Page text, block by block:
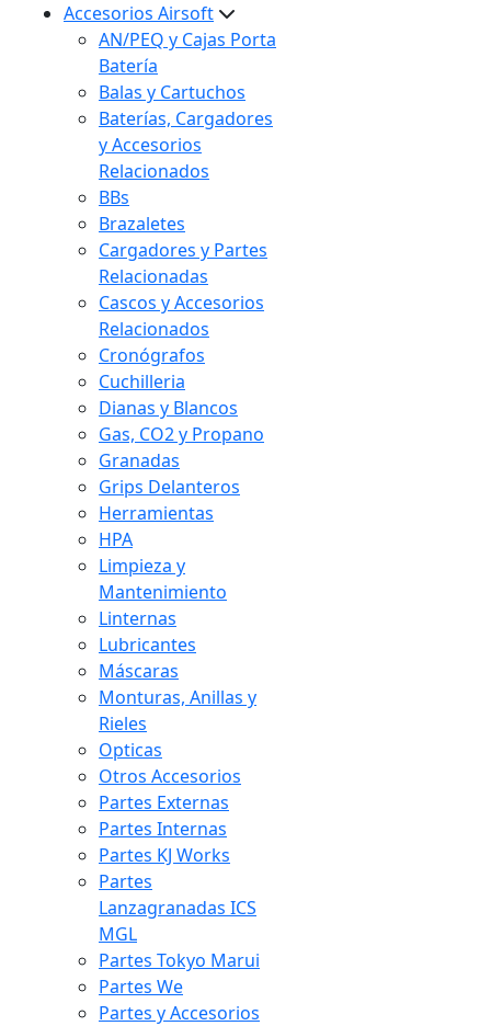
Accesorios Airsoft
AN/PEQ y Cajas Porta
Batería
Balas y Cartuchos
Baterías, Cargadores
y Accesorios
Relacionados
BBs
Brazaletes
Cargadores y Partes
Relacionadas
Cascos y Accesorios
Relacionados
Cronógrafos
Cuchilleria
Dianas y Blancos
Gas, CO2 y Propano
Granadas
Grips Delanteros
Herramientas
HPA
Limpieza y
Mantenimiento
Linternas
Lubricantes
Máscaras
Monturas, Anillas y
Rieles
Opticas
Otros Accesorios
Partes Externas
Partes Internas
Partes KJ Works
Partes
Lanzagranadas ICS
MGL
Partes Tokyo Marui
Partes We
Partes y Accesorios